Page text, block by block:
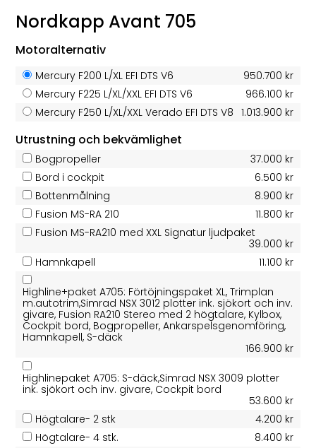
Nordkapp Avant 705
Motoralternativ
Mercury F200 L/XL EFI DTS V6
950.700 kr
Mercury F225 L/XL/XXL EFI DTS V6
966.100 kr
Mercury F250 L/XL/XXL Verado EFI DTS V8 1.013.900 kr
Utrustning och bekvämlighet
Bogpropeller
37.000 kr
Bord i cockpit
6.500 kr
Bottenmålning
8.900 kr
Fusion MS-RA 210
11.800 kr
Fusion MS-RA210 med XXL Signatur ljudpaket
39.000 kr
Hamnkapell
11.100 kr
Highline+paket A705: Förtöjningspaket XL, Trimplan
m.autotrim,Simrad NSX 3012 plotter ink. sjökort och inv.
givare, Fusion RA210 Stereo med 2 högtalare, Kylbox,
Cockpit bord, Bogpropeller, Ankarspelsgenomföring,
Hamnkapell, S-däck
166.900 kr
Highlinepaket A705: S-däck,Simrad NSX 3009 plotter
ink. sjökort och inv. givare, Cockpit bord
53.600 kr
Högtalare- 2 stk
4.200 kr
Högtalare- 4 stk.
8.400 kr